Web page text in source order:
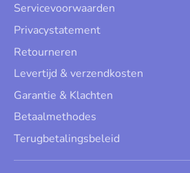
Servicevoorwaarden
Privacystatement
Retourneren
Levertijd & verzendkosten
Garantie & Klachten
Betaalmethodes
Terugbetalingsbeleid